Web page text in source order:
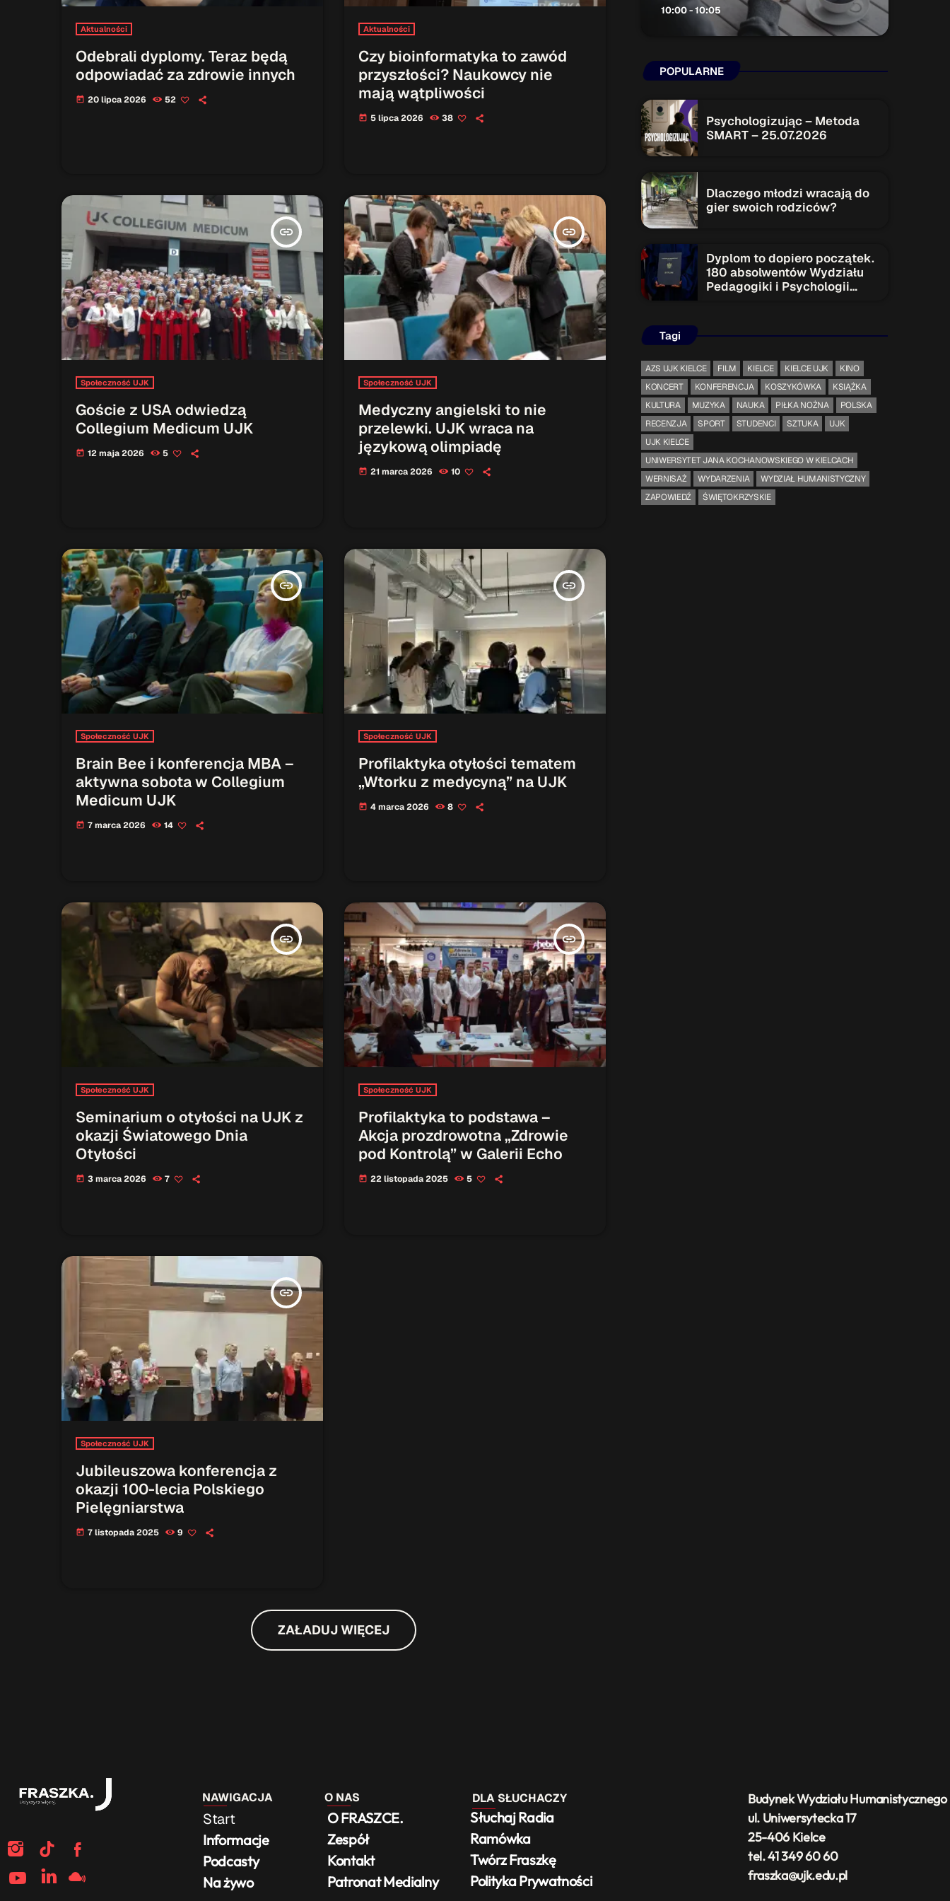
Audycja
Serwis Informacyjny
Gdzie TymRazem?
17:00 - 17:05
Serwis Informacyjny
TOP CHART
Aktualności
Odebrali dyplomy. Teraz będą
odpowiadać za zdrowie innych
today 20 lipca 2026 52
Aktualności
Czy bioinformatyka to zawód
przyszłości? Naukowcy nie
mają wątpliwości
today 5 lipca 2026 38
insert_link
Społeczność UJK
Goście z USA odwiedzą
Collegium Medicum UJK
today 12 maja 2026 5
insert_link
Społeczność UJK
Medyczny angielski to nie
przelewki. UJK wraca na
językową olimpiadę
today 21 marca 2026 10
insert_link
Społeczność UJK
Brain Bee i konferencja MBA –
aktywna sobota w Collegium
Medicum UJK
today 7 marca 2026 14
insert_link
Społeczność UJK
Profilaktyka otyłości tematem
„Wtorku z medycyną” na UJK
today 4 marca 2026 8
insert_link
Społeczność UJK
Seminarium o otyłości na UJK z
okazji Światowego Dnia
Otyłości
today 3 marca 2026 7
insert_link
Społeczność UJK
Profilaktyka to podstawa –
Akcja prozdrowotna „Zdrowie
pod Kontrolą” w Galerii Echo
today 22 listopada 2025 5
insert_link
Społeczność UJK
Jubileuszowa konferencja z
okazji 100-lecia Polskiego
Pielęgniarstwa
today 7 listopada 2025 9
ZAŁADUJ WIĘCEJ
10:00 - 10:05
POPULARNE
Psychologizując – Metoda
SMART – 25.07.2026
Dlaczego młodzi wracają do
gier swoich rodziców?
Dyplom to dopiero początek.
180 absolwentów Wydziału
Pedagogiki i Psychologii
Tagi
AZS UJK KIELCE FILM KIELCE KIELCE UJK
KINO
KONCERT
KONFERENCJA KOSZYKÓWKA
KSIĄŻKA
KULTURA
MUZYKA NAUKA PIŁKA NOŻNA
POLSKA
RECENZJA
SPORT STUDENCI SZTUKA
UJK
UJK KIELCE
UNIWERSYTET JANA KOCHANOWSKIEGO W KIELCACH
WERNISAŻ
WYDARZENIA
WYDZIAŁ HUMANISTYCZNY
ZAPOWIEDŹ
ŚWIĘTOKRZYSKIE
Budynek Wydziału Humanistycznego
ul. Uniwersytecka 17
25-406 Kielce
tel. 41 349 60 60
fraszka@ujk.edu.pl
Start
Informacje
Podcasty
Na żywo
O FRASZCE.
Zespół
Kontakt
Patronat Medialny
NAWIGACJA
Słuchaj Radia
Ramówka
Twórz Fraszkę
Polityka Prywatności
DLA SŁUCHACZY
O NAS